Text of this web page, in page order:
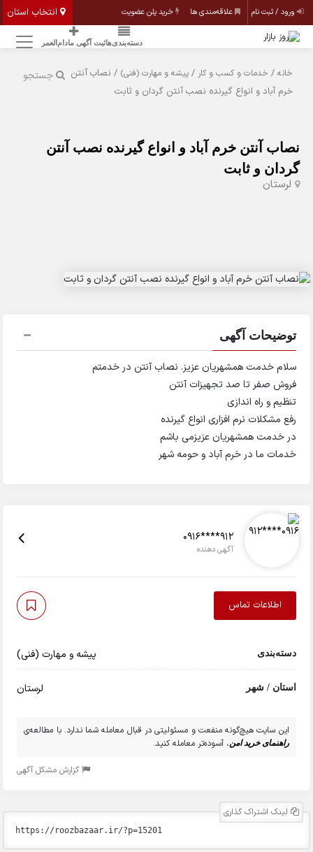
انتخاب استان ورود / ثبت نام علاقه‌مندی ها خرید پلن عضویت
دسته‌بندی‌هاثبت آگهی مادام‌العمر
جستجو خانه / خدمات و کسب و کار /پیشه و مهارت (فنی) / نصاب آنتن
خرم آباد و انواع گیرنده نصب آنتن گردان و ثابت
نصاب آنتن خرم آباد و انواع گیرنده نصب آنتن
گردان و ثابت
لرستان
توضیحات آگهی
سلام خدمت همشهریان عزیز. نصاب آنتن در خدمتم
فروش صفر تا صد تجهیزات آنتن
تنظیم و راه اندازی
رفع مشکلات نرم افزاری انواع گیرنده
در خدمت همشهریان عزیزمی باشم
خدمات ما در خرم آباد و حومه شهر
0916****912
آگهی دهنده
اطلاعات تماس
دسته‌بندی پیشه و مهارت (فنی)
استان / شهر لرستان
این سایت هیچ‌گونه منفعت و مسئولیتی در قبال معامله شما ندارد. با مطالعه‌ی
راهنمای خرید امن، آسوده‌تر معامله کنید.
گزارش مشکل آگهی
لینک اشتراک گذاری